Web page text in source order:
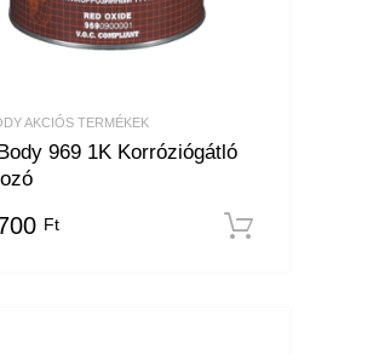
AKCIÓS TERMÉKEK
969 1K Korróziógátló
Ft